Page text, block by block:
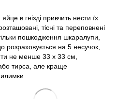
в гнізді привчить нести їх
тісні та переповнені
пошкодження шкаралупи,
розраховується на 5 несучок,
не менше 33 х 33 см,
тирса, але краще